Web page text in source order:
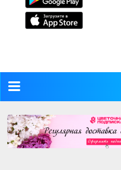
Toggle